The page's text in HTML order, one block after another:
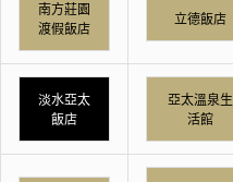
南方莊園
渡假飯店
立德飯店
淡水亞太
飯店
亞太溫泉生
活館